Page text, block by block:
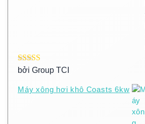
Được xếp
bởi Group TCI
Máy xông hơi khô Coasts 6kw